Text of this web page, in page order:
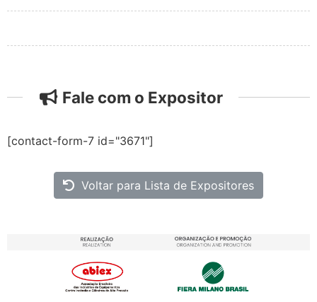
Fale com o Expositor
[contact-form-7 id="3671"]
Voltar para Lista de Expositores